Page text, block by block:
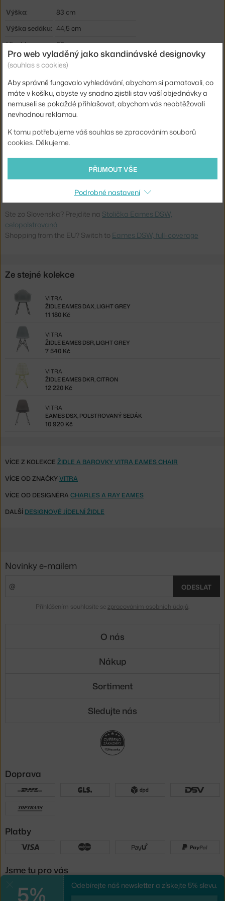
Výška:
83 cm
Výška sedáku: 44,5 cm
Hloubka:
55 cm
Šířka:
46,5 cm
Barva:
modrá
Materiál:
polypropylen, dřevo, textil
Sedák:
čalouněný, plast
Podnož:
dřevo
VIT-44030700-CP
Ste zo Slovenska? Prejdite na Stolička Eames DSW,
celopolstrovaná
Shopping from the EU? Switch to Eames DSW, full-coverage
Ze stejné kolekce
ŽIDLE EAMES DAX, LIGHT GREY
VITRA
11 180 Kč
ŽIDLE EAMES DSR, LIGHT GREY
VITRA
7 540 Kč
ŽIDLE EAMES DKR, CITRON
VITRA
12 220 Kč
EAMES DSX, POLSTROVANÝ SEDÁK
VITRA
10 920 Kč
VÍCE Z KOLEKCE ŽIDLE A BAROVKY VITRA EAMES CHAIR
VÍCE OD ZNAČKYVITRA
VÍCE OD DESIGNÉRA CHARLES A RAY EAMES
DALŠÍ DESIGNOVÉ JÍDELNÍ ŽIDLE
Pro web vyladěný jako skandinávské designovky
(souhlas s cookies)
Aby správně fungovalo vyhledávání, abychom si pamatovali, co
máte v košíku, abyste vy snadno zjistili stav vaší objednávky a
nemuseli se pokaždé přihlašovat, abychom vás neobtěžovali
nevhodnou reklamou.
K tomu potřebujeme váš souhlas se zpracováním souborů
cookies. Děkujeme.
PŘIJMOUT VŠE
Podrobné nastavení
5% Odebírejte náš newsletter a získejte 5% slevu.
Novinky e-mailem
ODESLAT
Přihlášením souhlasíte se zpracováním osobních údajů
O nás
Nákup
Sortiment
Sledujte nás
Doprava
Platby
Jsme tu pro vás